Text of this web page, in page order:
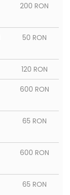
200 RON
50 RON
120 RON
600 RON
65 RON
600 RON
65 RON